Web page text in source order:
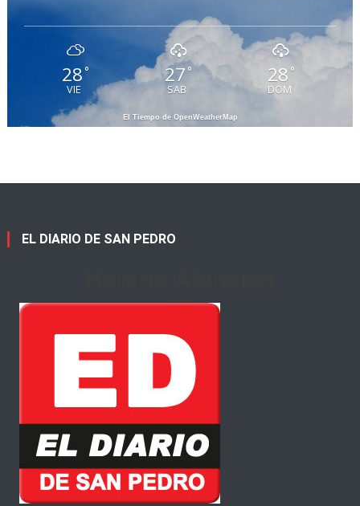
28°
VIE
27 °
SAB
28 °
DOM
El Tiempo de OpenWeatherMap
EL DIARIO DE SAN PEDRO